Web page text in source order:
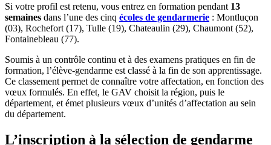
Si votre profil est retenu, vous entrez en formation pendant 13
semaines dans l’une des cinq écoles de gendarmerie : Montluçon
(03), Rochefort (17), Tulle (19), Chateaulin (29), Chaumont (52),
Fontainebleau (77).
Soumis à un contrôle continu et à des examens pratiques en fin de
formation, l’élève-gendarme est classé à la fin de son apprentissage.
Ce classement permet de connaître votre affectation, en fonction des
vœux formulés. En effet, le GAV choisit la région, puis le
département, et émet plusieurs vœux d’unités d’affectation au sein
du département.
L’inscription à la sélection de gendarme